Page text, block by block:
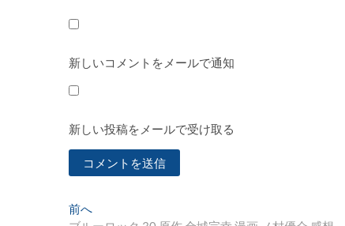
新しいコメントをメールで通知
新しい投稿をメールで受け取る
投
前へ